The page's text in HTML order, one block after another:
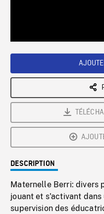
DESCRIPTION
Maternelle Berri: divers
jouant et s'activant
supervision des